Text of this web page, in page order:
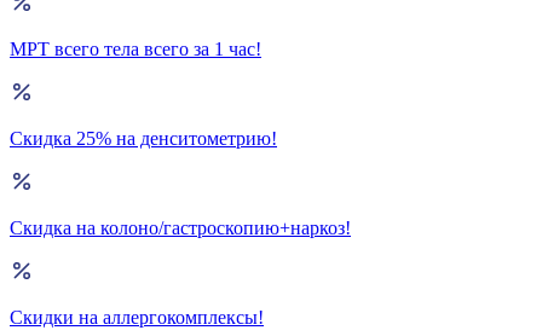
МРТ всего тела всего за 1 час!
Скидка 25% на денситометрию!
Скидка на колоно/гастроскопию+наркоз!
Скидки на аллергокомплексы!